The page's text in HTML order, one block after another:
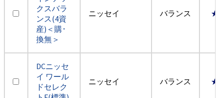
クスバラ
ンス(4資
産)＜購･
換無＞
ニッセイ バランス
DCニッセ
イ ワール
ドセレク
ニッセイ バランス